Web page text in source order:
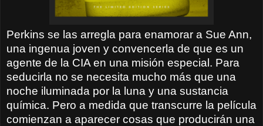
Perkins se las arregla para enamorar a Sue Ann,
una ingenua joven y convencerla de que es un
agente de la CIA en una misión especial. Para
seducirla no se necesita mucho más que una
noche iluminada por la luna y una sustancia
química. Pero a medida que transcurre la película
comienzan a aparecer cosas que producirán una